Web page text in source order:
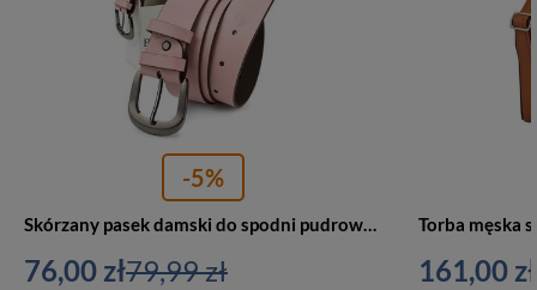
-5%
Skórzany pasek damski do spodni pudrowo-różowy ze srebrną klamrą Beltimore A70
76,00 zł79,99 zł 161,00 zł